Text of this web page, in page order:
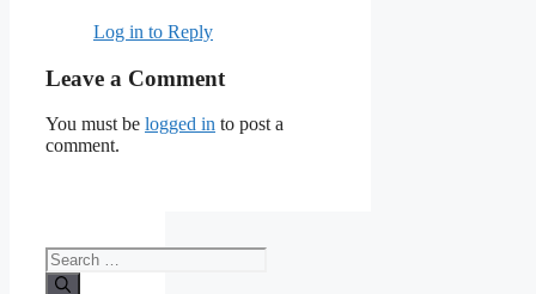
Log in to Reply
Leave a Comment
You must be logged in to post a
comment.
Search
for: